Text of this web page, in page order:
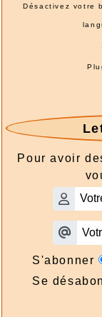
Désactivez votre
Pour avoir
S'abonner
Se